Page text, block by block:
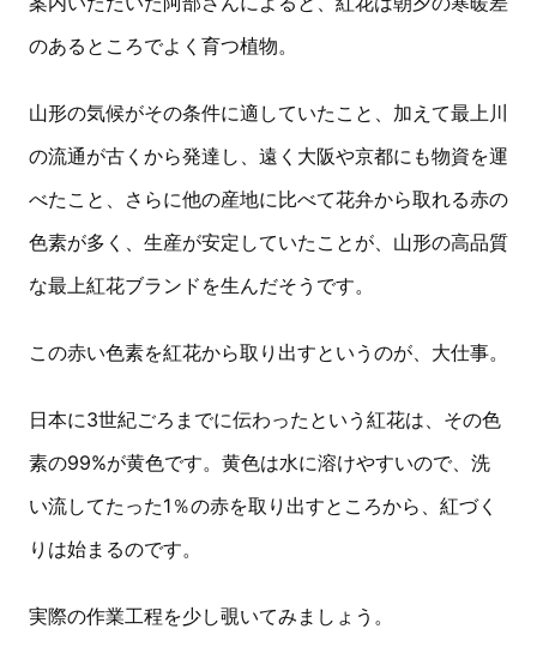
のあるところでよく育つ植物。
山形の気候がその条件に適していたこと、加えて最上川
の流通が古くから発達し、遠く大阪や京都にも物資を運
べたこと、さらに他の産地に比べて花弁から取れる赤の
色素が多く、生産が安定していたことが、山形の高品質
な最上紅花ブランドを生んだそうです。
この赤い色素を紅花から取り出すというのが、大仕事。
日本に3世紀ごろまでに伝わったという紅花は、その色
素の99%が黄色です。黄色は水に溶けやすいので、洗
い流してたった1％の赤を取り出すところから、紅づく
りは始まるのです。
実際の作業工程を少し覗いてみましょう。